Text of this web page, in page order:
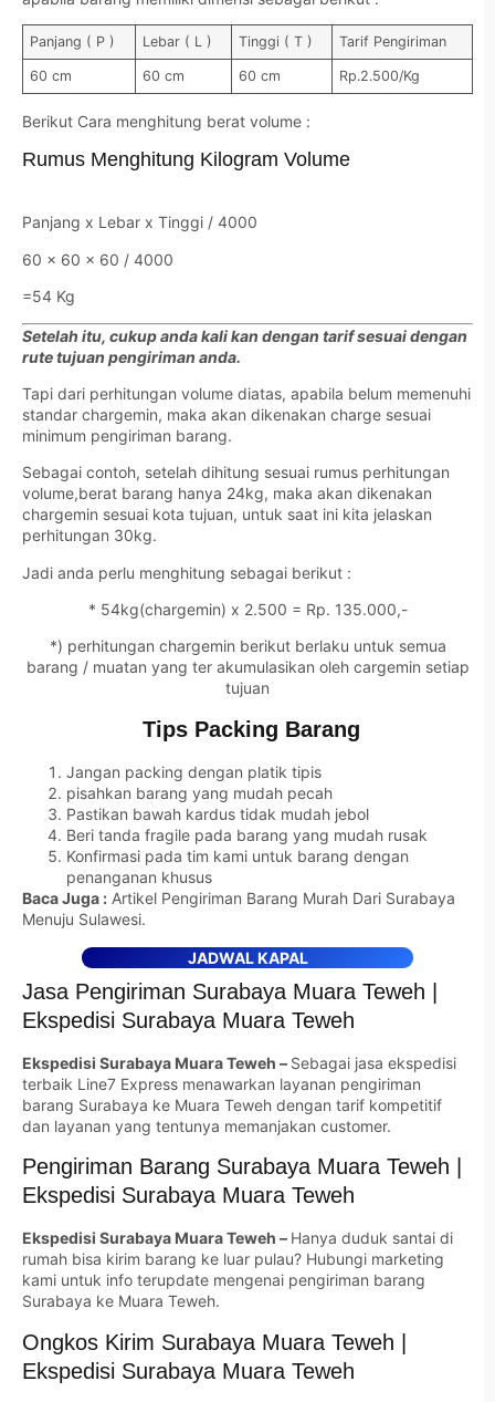
Panjang ( P ) Lebar ( L ) Tinggi ( T ) Tarif Pengiriman
60 cm 60 cm 60 cm Rp.2.500/Kg
Berikut Cara menghitung berat volume :
Rumus Menghitung Kilogram Volume
Panjang x Lebar x Tinggi / 4000
60 x 60 x 60 / 4000
=54 Kg
Setelah itu, cukup anda kali kan dengan tarif sesuai dengan
rute tujuan pengiriman anda.
Tapi dari perhitungan volume diatas, apabila belum memenuhi
standar chargemin, maka akan dikenakan charge sesuai
minimum pengiriman barang.
Sebagai contoh, setelah dihitung sesuai rumus perhitungan
volume,berat barang hanya 24kg, maka akan dikenakan
chargemin sesuai kota tujuan, untuk saat ini kita jelaskan
perhitungan 30kg.
Jadi anda perlu menghitung sebagai berikut :
* 54kg(chargemin) x 2.500 = Rp. 135.000,-
*) perhitungan chargemin berikut berlaku untuk semua
barang / muatan yang ter akumulasikan oleh cargemin setiap
tujuan
Tips Packing Barang
Jangan packing dengan platik tipis
pisahkan barang yang mudah pecah
Pastikan bawah kardus tidak mudah jebol
Beri tanda fragile pada barang yang mudah rusak
Konfirmasi pada tim kami untuk barang dengan
penanganan khusus
Baca Juga : Artikel Pengiriman Barang Murah Dari Surabaya
Menuju Sulawesi.
JADWAL KAPAL
Jasa Pengiriman Surabaya Muara Teweh |
Ekspedisi Surabaya Muara Teweh
Ekspedisi Surabaya Muara Teweh – Sebagai jasa ekspedisi
terbaik Line7 Express menawarkan layanan pengiriman
barang Surabaya ke Muara Teweh dengan tarif kompetitif
dan layanan yang tentunya memanjakan customer.
Pengiriman Barang Surabaya Muara Teweh |
Ekspedisi Surabaya Muara Teweh
Ekspedisi Surabaya Muara Teweh – Hanya duduk santai di
rumah bisa kirim barang ke luar pulau? Hubungi marketing
kami untuk info terupdate mengenai pengiriman barang
Surabaya ke Muara Teweh.
Ongkos Kirim Surabaya Muara Teweh |
Ekspedisi Surabaya Muara Teweh